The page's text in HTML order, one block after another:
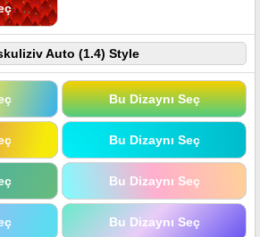
Auto (1.4) Style
Bu Dizaynı Seç
Bu Dizaynı Seç
Bu Dizaynı Seç
Bu Dizaynı Seç